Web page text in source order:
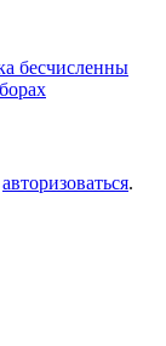
бесчисленны
авторизоваться.